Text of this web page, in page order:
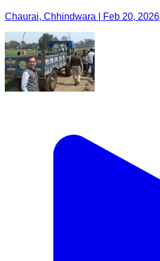
Chaurai, Chhindwara | Feb 20, 2026